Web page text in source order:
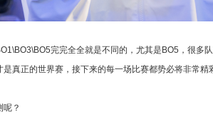
完完全全就是不同的，尤其是BO5，很多
真正的世界赛，接下来的每一场比赛都势必将非常
？